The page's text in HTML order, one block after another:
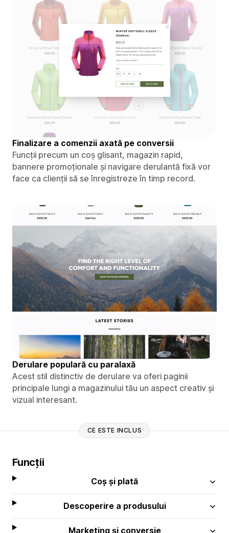
Finalizare a comenzii axată pe conversii
Funcții precum un coș glisant, magazin rapid,
bannere promoționale și navigare derulantă fixă ​​vor
face ca clienții să se înregistreze în timp record.
Derulare populară cu paralaxă
Acest stil distinctiv de derulare va oferi paginii
principale lungi a magazinului tău un aspect creativ și
vizual interesant.
CE ESTE INCLUS
Funcții
Coș și plată
Descoperire a produsului
Marketing și conversie